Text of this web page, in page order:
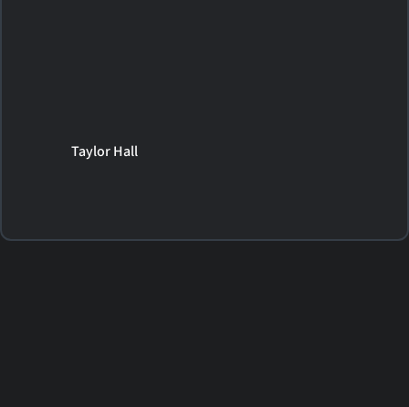
Taylor Hall